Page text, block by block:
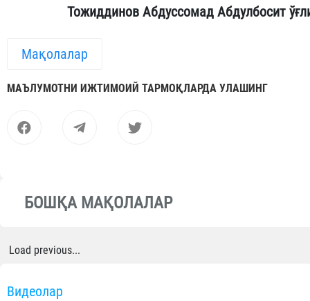
Тожиддинов Абдуссомад Абдулбосит
Мақолалар
МАЪЛУМОТНИ ИЖТИМОИЙ ТАРМОҚЛАРДА УЛАШИНГ
БОШҚА МАҚОЛАЛАР
Load previous...
Видеолар